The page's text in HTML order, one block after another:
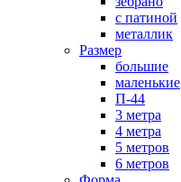
с патиной
металлик
Размер
большие
маленькие
П-44
3 метра
4 метра
5 метров
6 метров